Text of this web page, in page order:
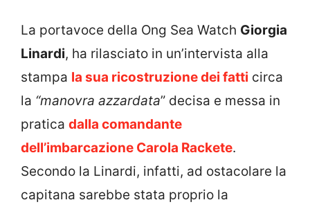
La portavoce della Ong Sea Watch Giorgia
Linardi, ha rilasciato in un’intervista alla
stampa la sua ricostruzione dei fatti circa
la “manovra azzardata” decisa e messa in
pratica dalla comandante
dell’imbarcazione Carola Rackete.
Secondo la Linardi, infatti, ad ostacolare la
capitana sarebbe stata proprio la